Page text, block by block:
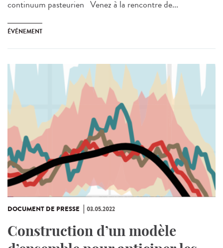
continuum pasteurien Venez à la rencontre de...
ÉVÉNEMENT
DOCUMENT DE PRESSE 03.05.2022
Construction d’un modèle